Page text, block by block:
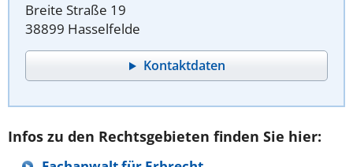
Breite Straße 19
38899 Hasselfelde
Kontaktdaten
Infos zu den Rechtsgebieten finden Sie hier: